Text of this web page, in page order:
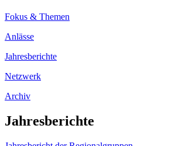
Fokus & Themen
Anlässe
Jahresberichte
Netzwerk
Archiv
Jahresberichte